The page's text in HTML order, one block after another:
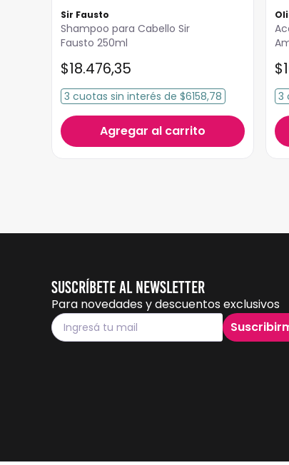
Sir Fausto
Shampoo para Cabello Sir
Fausto 250ml
$18.476,35
3 cuotas sin interés de $6158,78
Agregar al carrito
$
3
Suscríbete al Newsletter
Para novedades y descuentos exclusivos